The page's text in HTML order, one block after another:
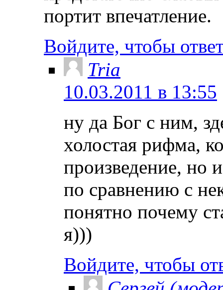
портит впечатление.
Войдите, чтобы
Tria
10.03.2011 в 13:55
ну да Бог с ним,
холостая рифма,
произведение, но
по сравнению с
понятно почему
я)))
Войдите, чтобы